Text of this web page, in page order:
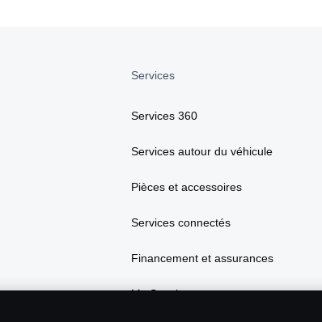
2 100 Nm à 1 000-1 300 tr/min
Services
Services 360
Services autour du véhicule
Pièces et accessoires
Services connectés
Financement et assurances
My Scania